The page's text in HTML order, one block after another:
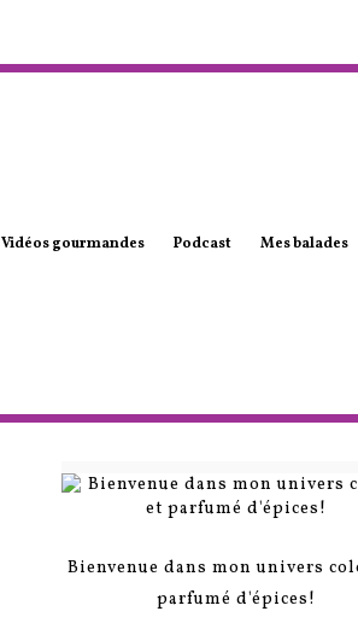
Vidéos gourmandes Podcast Mes balades
Bienvenue dans mon univers
parfumé d'épices!